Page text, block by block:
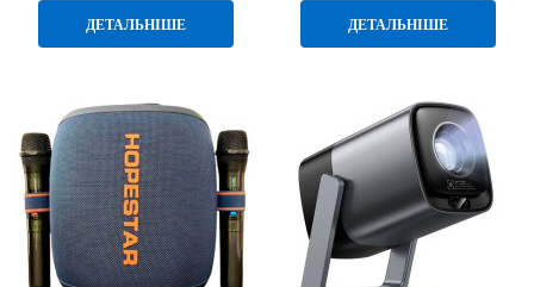
ДЕТАЛЬНІШЕ ДЕТАЛЬНІШЕ